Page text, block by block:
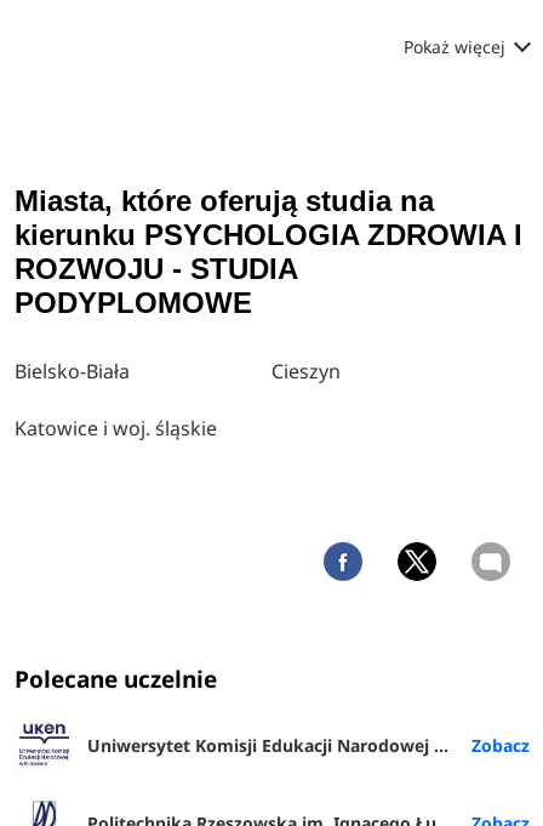
Pokaż więcej
Miasta, które oferują studia na
kierunku PSYCHOLOGIA ZDROWIA I
ROZWOJU - STUDIA
PODYPLOMOWE
Bielsko-Biała Cieszyn
Katowice i woj. śląskie
Polecane uczelnie
Uniwersytet Komisji Edukacji Narodowej w Krakowie